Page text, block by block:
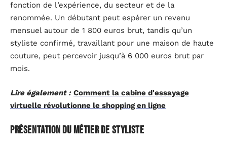
fonction de l’expérience, du secteur et de la
renommée. Un débutant peut espérer un revenu
mensuel autour de 1 800 euros brut, tandis qu’un
styliste confirmé, travaillant pour une maison de haute
couture, peut percevoir jusqu’à 6 000 euros brut par
mois.
Lire également : Comment la cabine d'essayage
virtuelle révolutionne le shopping en ligne
Présentation du métier de styliste